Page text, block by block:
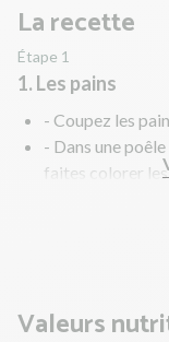
La recette
Étape 1
1. Les pains
- Coupez les
- Dans une
faites colorer les
Valeurs